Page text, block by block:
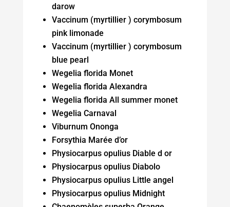
darow
Vaccinum (myrtillier ) corymbosum
pink limonade
Vaccinum (myrtillier ) corymbosum
blue pearl
Wegelia florida Monet
Wegelia florida Alexandra
Wegelia florida All summer monet
Wegelia Carnaval
Viburnum Ononga
Forsythia Marée d’or
Physiocarpus opulius Diable d or
Physiocarpus opulius Diabolo
Physiocarpus opulius Little angel
Physiocarpus opulius Midnight